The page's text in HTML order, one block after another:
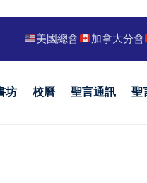
美國總會 加拿大分會
坊 校曆 聖言通訊 聖